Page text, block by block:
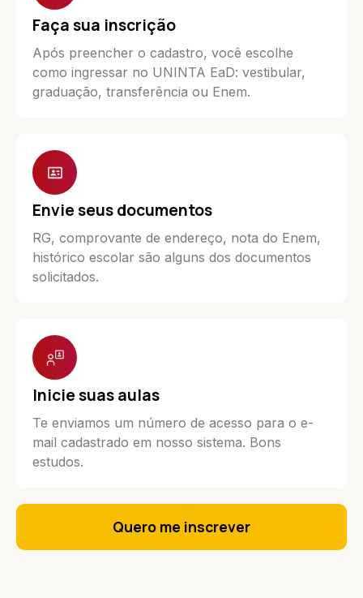
Faça sua inscrição
Após preencher o cadastro, você escolhe
como ingressar no UNINTA EaD: vestibular,
graduação, transferência ou Enem.
Envie seus documentos
RG, comprovante de endereço, nota do Enem,
histórico escolar são alguns dos documentos
solicitados.
Inicie suas aulas
Te enviamos um número de acesso para o e-
mail cadastrado em nosso sistema. Bons
estudos.
Quero me inscrever